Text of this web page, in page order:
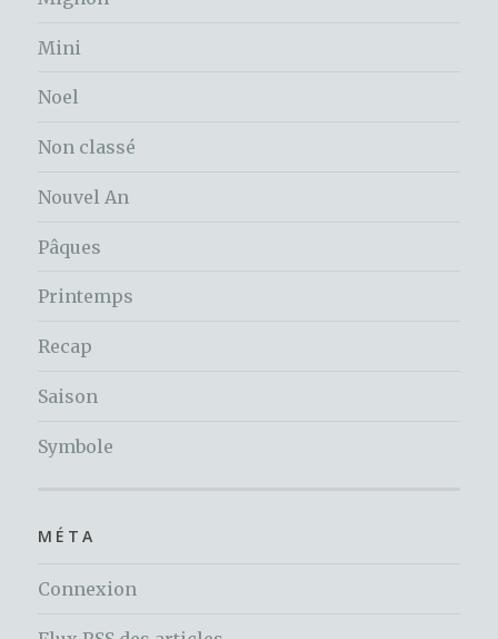
Mini
Noel
Non classé
Nouvel An
Pâques
Printemps
Recap
Saison
Symbole
MÉTA
Connexion